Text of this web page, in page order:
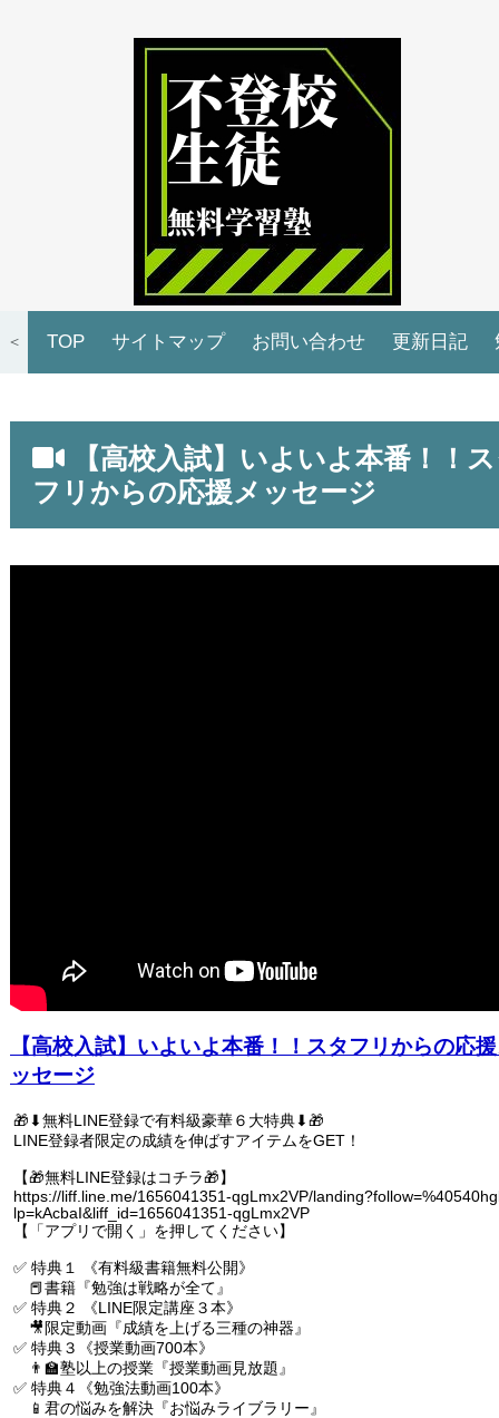
TOP サイトマップ お問い合わせ 更新日記
＜
【高校入試】いよいよ本番！！
フリからの応援メッセージ
【高校入試】いよいよ本番！！スタフリからの応
ッセージ
🎁⬇︎無料LINE登録で有料級豪華６大特典⬇︎🎁
LINE登録者限定の成績を伸ばすアイテムをGET！
【🎁無料LINE登録はコチラ🎁】
https://liff.line.me/1656041351-qgLmx2VP/
lp=kAcbaI&liff_id=1656041351-qgLmx2VP
【「アプリで開く」を押してください】
✅ 特典１ 《有料級書籍無料公開》
📕書籍『勉強は戦略が全て』
✅ 特典２ 《LINE限定講座３本》
🎥限定動画『成績を上げる三種の神器』
✅ 特典３《授業動画700本》
👨‍🏫塾以上の授業『授業動画見放題』
✅ 特典４《勉強法動画100本》
📱君の悩みを解決『お悩みライブラリー』